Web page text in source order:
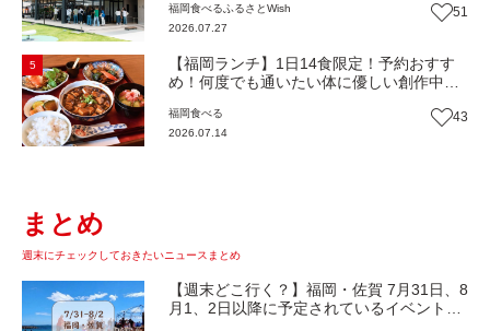
『bound garden』（福岡・新宮町）【まち
歩き】
福岡食べる ふるさとWish
2026.07.27
51
5
【福岡ランチ】1日14食限定！予約おすす
め！何度でも通いたい体に優しい創作中華
【まち歩き】
福岡食べる
2026.07.14
43
まとめ
週末にチェックしておきたいニュースまとめ
【週末どこ行く？】福岡・佐賀 7月31日、8
月1、2日以降に予定されているイベントま